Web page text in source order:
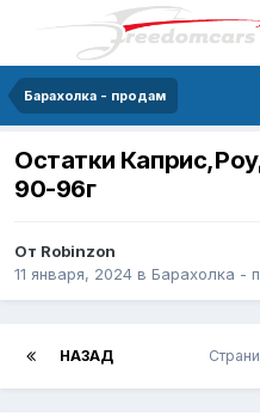
Барахолка - продам
Остатки
90-96г
От Robinzon
11 января, 2024 в Барахолка -
НАЗАД